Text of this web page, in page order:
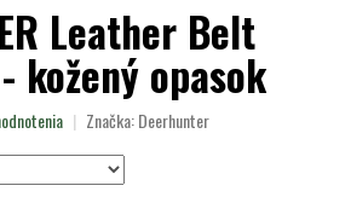
Leather Belt
kožený opasok
Značka:Deerhunter